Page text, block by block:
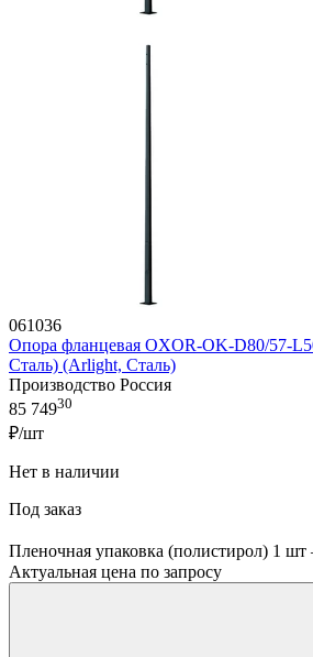
061036
Опора фланцевая OXOR-OK-D80/57-
Сталь) (Arlight, Сталь)
Производство Россия
85 74930
₽/шт
Нет в наличии
Под заказ
Пленочная упаковка (полистирол) 1
Актуальная цена по запросу